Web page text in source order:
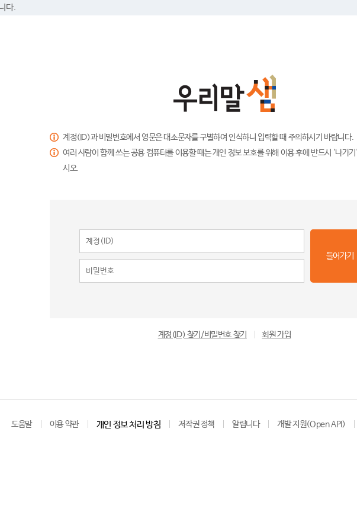
다.
계정(ID)과 비밀번호에서 영문은 대소문자를 구별하여 인식하니 입력할 때 주의하시기 바랍니다.
여러 사람이 함께 쓰는 공용 컴퓨터를 이용할 때는 개인 정보 보호를 위해 이용 후에 반드시 '나가
시오.
들어가기
계정(ID) 찾기/비밀번호 찾기 회원 가입
도움말 이용 약관 개인 정보 처리 방침 저작권 정책 알립니다 개발 지원(Open API)